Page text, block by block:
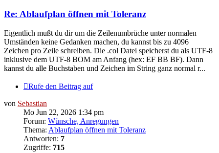
Re: Ablaufplan öffnen mit Toleranz
Eigentlich mußt du dir um die Zeilenumbrüche unter normalen
Umständen keine Gedanken machen, du kannst bis zu 4096
Zeichen pro Zeile schreiben. Die .col Datei speicherst du als UTF-8
inklusive dem UTF-8 BOM am Anfang (hex: EF BB BF). Dann
kannst du alle Buchstaben und Zeichen im String ganz normal r...
Rufe den Beitrag auf
von Sebastian
Mo Jun 22, 2026 1:34 pm
Forum: Wünsche, Anregungen
Thema: Ablaufplan öffnen mit Toleranz
Antworten: 7
Zugriffe: 715